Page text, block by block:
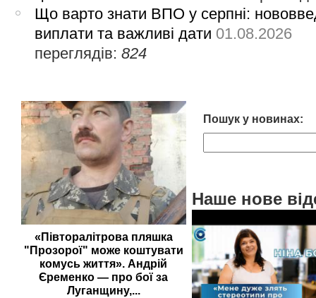
Що варто знати ВПО у серпні:
виплати та важливі дати 01.08.2026
переглядів:824
«Півторалітрова пляшка
"Прозорої" може коштувати
комусь життя». Андрій
Єременко — про бої за
Луганщину,...
Пошук у новинах:
Наше нове